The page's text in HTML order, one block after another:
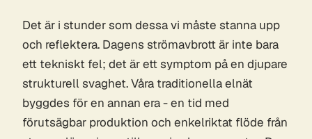
Det är i stunder som dessa vi måste stanna upp
och reflektera. Dagens strömavbrott är inte bara
ett tekniskt fel; det är ett symptom på en djupare
strukturell svaghet. Våra traditionella elnät
byggdes för en annan era - en tid med
förutsägbar produktion och enkelriktat flöde från